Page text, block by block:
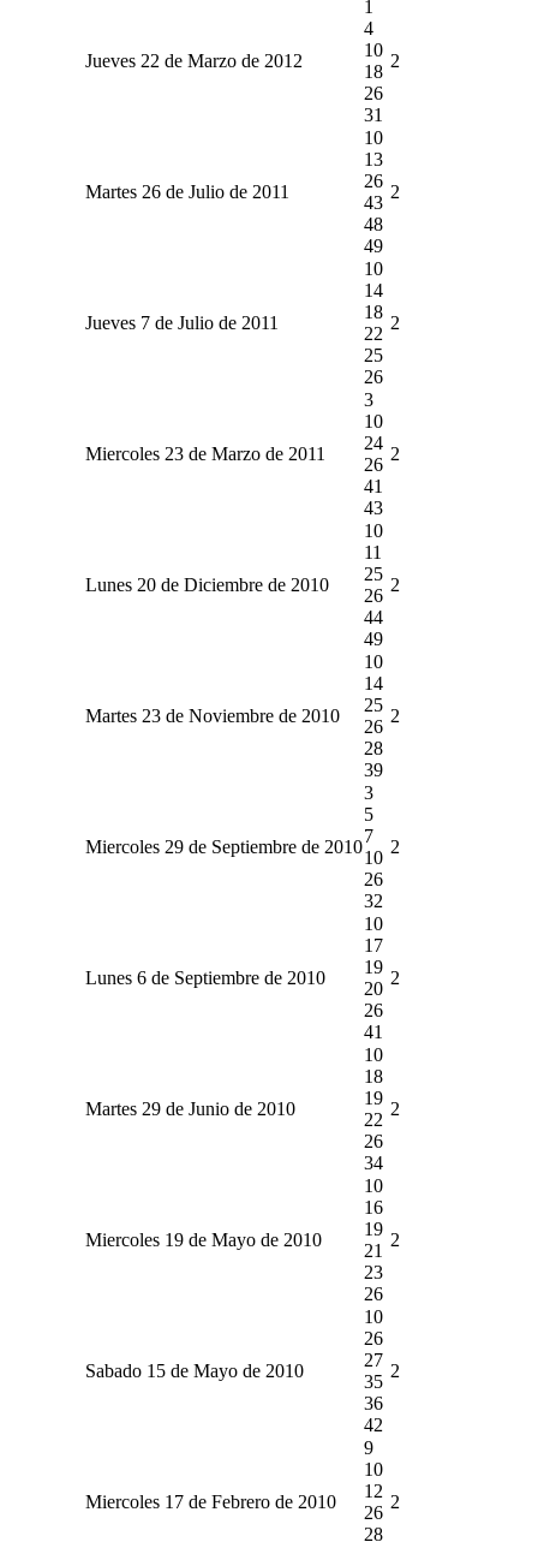
Jueves 22 de Marzo de 2012
1
4
10
18
26
31
2
Martes 26 de Julio de 2011
10
13
26
43
48
49
2
Jueves 7 de Julio de 2011
10
14
18
22
25
26
2
Miercoles 23 de Marzo de 2011
3
10
24
26
41
43
2
Lunes 20 de Diciembre de 2010
10
11
25
26
44
49
2
Martes 23 de Noviembre de 2010
10
14
25
26
28
39
2
Miercoles 29 de Septiembre de 2010
3
5
7
10
26
32
2
Lunes 6 de Septiembre de 2010
10
17
19
20
26
41
2
Martes 29 de Junio de 2010
10
18
19
22
26
34
2
Miercoles 19 de Mayo de 2010
10
16
19
21
23
26
2
Sabado 15 de Mayo de 2010
10
26
27
35
36
42
2
Miercoles 17 de Febrero de 2010
9
10
12
26
28
2